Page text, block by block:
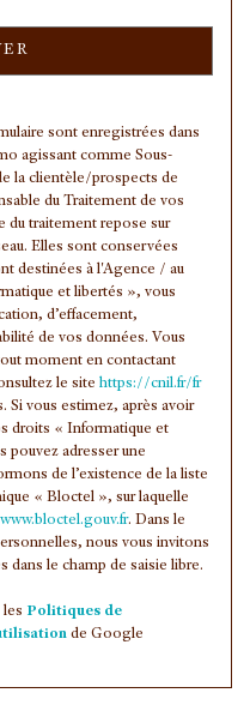
0 %
16,90 %
83,10 %
6,39 %
sont enregistrées dans
agissant comme Sous-
la clientèle/prospects de
du Traitement de vos
du traitement repose sur
Elles sont conservées
destinées à l'Agence / au
et libertés », vous
d’effacement,
de vos données. Vous
moment en contactant
le site https://cnil.fr/fr
Si vous estimez, après avoir
droits « Informatique et
pouvez adresser une
de l’existence de la liste
« Bloctel », sur laquelle
. Dans le
nous vous invitons
dans le champ de saisie libre.
Politiques de
de Google